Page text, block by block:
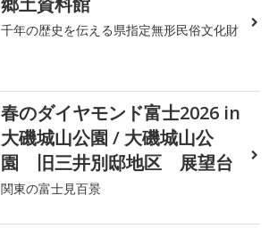
千年の歴史を伝える県指定無形民俗文化財
春のダイヤモンド富士2026 in
大磯城山公園 / 大磯城山公
園 旧三井別邸地区 展望台
関東の富士見百景